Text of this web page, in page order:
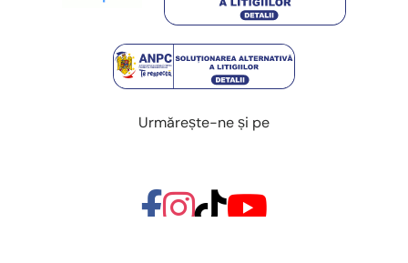
Urmărește-ne și pe